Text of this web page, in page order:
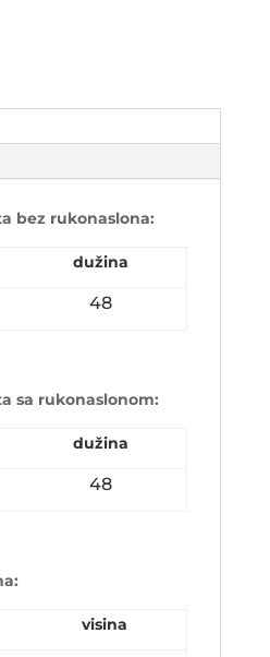
bez rukonaslona:
dužina
48
sa rukonaslonom:
dužina
48
visina